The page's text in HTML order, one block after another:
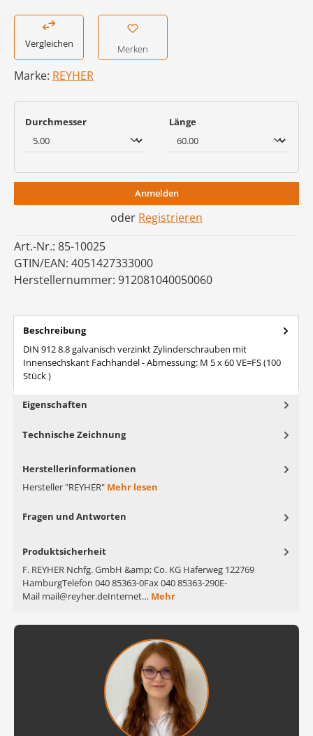
Vergleichen Merken
Marke: REYHER
Durchmesserauswählen Längeauswählen
Anmelden
oder Registrieren
Art.-Nr.: 85-10025
GTIN/EAN: 4051427333000
Herstellernummer: 912081040050060
Beschreibung
DIN 912 8.8 galvanisch verzinkt Zylinderschrauben mit
Innensechskant Fachhandel - Abmessung: M 5 x 60 VE=FS (100
Stück )
Eigenschaften
Technische Zeichnung
Herstellerinformationen
Hersteller "REYHER" Mehr lesen
Fragen und Antworten
Produktsicherheit
F. REYHER Nchfg. GmbH &amp; Co. KG Haferweg 122769
HamburgTelefon 040 85363-0Fax 040 85363-290E-
Mail mail@reyher.deInternet… Mehr